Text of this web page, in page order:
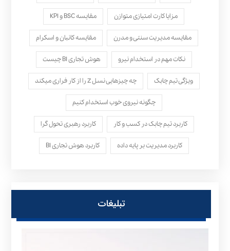
مزایا کارت امتیازی متوازن مقایسه BSC و KPI
مقایسه مدیریت سنتی و مدرن مقایسه کانبان و اسکرام
نکات مهم در استخدام نیرو هوش تجاری BI چیست
ویژگی تیم چابک چه چیزهایی نسل Z را از کار فراری میکند
چگونه نیروی خوب استخدام کنیم
کاربرد تیم چابک در کسب و کار کاربرد رهبری تحول‌ گرا
کاربرد مدیریت بر پایه داده کاربرد هوش تجاری BI
تبلیغات